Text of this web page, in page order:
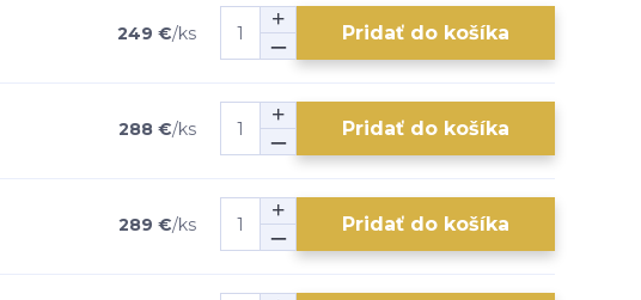
249 €/ks Pridať do košíka
288 €/ks Pridať do košíka
289 €/ks Pridať do košíka